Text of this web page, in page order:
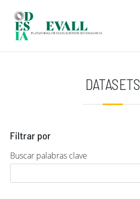
DATASETS
Filtrar por
Buscar palabras clave